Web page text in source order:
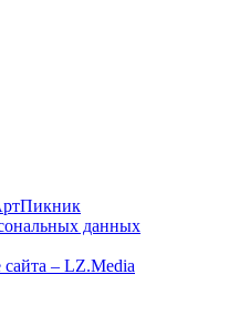
данных
– LZ.Media